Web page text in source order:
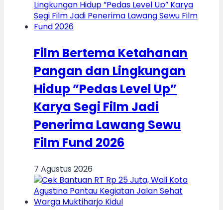
Film Bertema Ketahanan
Pangan dan Lingkungan
Hidup ”Pedas Level Up”
Karya Segi Film Jadi
Penerima Lawang Sewu
Film Fund 2026
7 Agustus 2026